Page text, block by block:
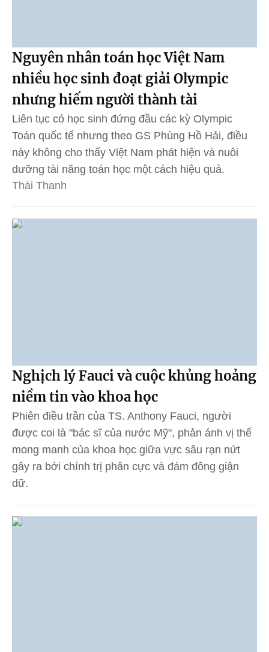
Nguyên nhân toán học Việt Nam
nhiều học sinh đoạt giải Olympic
nhưng hiếm người thành tài
Liên tục có học sinh đứng đầu các kỳ Olympic
Toán quốc tế nhưng theo GS Phùng Hồ Hải, điều
này không cho thấy Việt Nam phát hiện và nuôi
dưỡng tài năng toán học một cách hiệu quả.
Thái Thanh
Nghịch lý Fauci và cuộc khủng hoảng
niềm tin vào khoa học
Phiên điều trần của TS. Anthony Fauci, người
được coi là "bác sĩ của nước Mỹ", phản ánh vị thế
mong manh của khoa học giữa vực sâu rạn nứt
gây ra bởi chính trị phân cực và đám đông giận
dữ.